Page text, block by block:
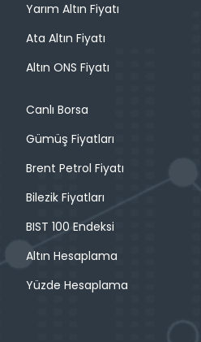
Yarım Altın Fiyatı
Ata Altın Fiyatı
Altın ONS Fiyatı
Canlı Borsa
Gümüş Fiyatları
Brent Petrol Fiyatı
Bilezik Fiyatları
BIST 100 Endeksi
Altın Hesaplama
Yüzde Hesaplama